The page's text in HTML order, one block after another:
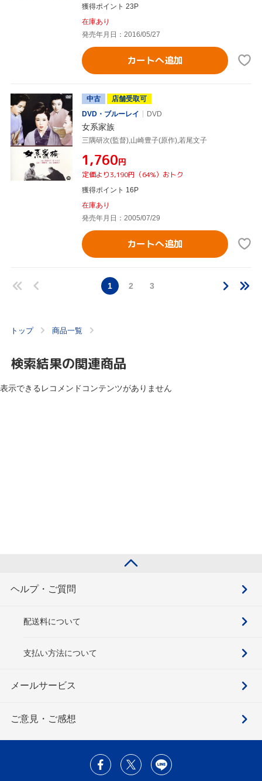
獲得ポイント 23P
在庫あり
発売年月日：2016/05/27
カートへ追加
中古
店舗受取可
DVD・ブルーレイ
DVD
女系家族
三隅研次(監督),山崎豊子(原作),若尾文子
¥1,760円
定価より3,190円（64%）おトク
獲得ポイント 16P
在庫あり
発売年月日：2005/07/29
カートへ追加
1 2 3
トップ 商品一覧
検索結果の関連商品
表示できるレコメンドコンテンツがありません
ヘルプ・ご質問
配送料について
支払い方法について
メールサービス
ご意見・ご感想